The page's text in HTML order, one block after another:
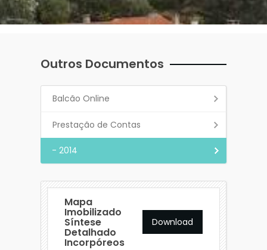
Outros Documentos
Balcão Online
Prestação de Contas
- 2014
Mapa
Imobilizado
Síntese
Detalhado
Incorpóreos
Download